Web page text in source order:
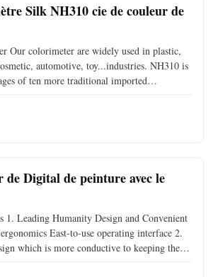
Silk NH310 cie de couleur de
colorimeter are widely used in plastic,
automotive, toy...industries. NH310 is
of ten more traditional imported
Digital de peinture avec le
Leading Humanity Design and Convenient
East-to-use operating interface 2.
which is more conductive to keeping the